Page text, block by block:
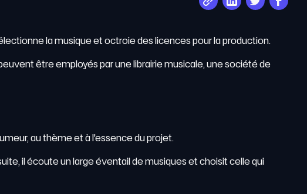
la musique et octroie des licences pour la production.
être employés par une librairie musicale, une société de
au thème et à l'essence du projet.
il écoute un large éventail de musiques et choisit celle qui